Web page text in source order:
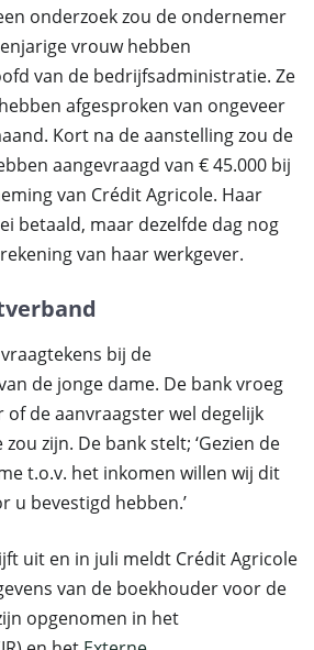
onderzoek zou de ondernemer
vrouw hebben
van de bedrijfsadministratie. Ze
afgesproken van ongeveer
Kort na de aanstelling zou de
aangevraagd van € 45.000 bij
van Crédit Agricole. Haar
betaald, maar dezelfde dag nog
van haar werkgever.
bij de
de jonge dame. De bank vroeg
de aanvraagster wel degelijk
zijn. De bank stelt; ‘Gezien de
t.o.v. het inkomen willen wij dit
u bevestigd hebben.’
uit en in juli meldt Crédit Agricole
van de boekhouder voor de
opgenomen in het